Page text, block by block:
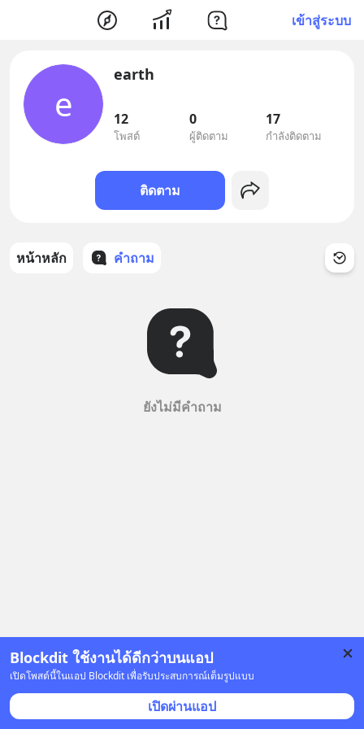
เข้าสู่ระบบ
Blockdit ใช้งานได้ดีกว่าบนแอป
เปิดโพสต์นี้ในแอป Blockdit เพื่อรับประสบการณ์เต็มรูปแบบ
เปิดผ่านแอป
e
earth
12
โพสต์
0
ผู้ติดตาม
17
กำลังติดตาม
ติดตาม
หน้าหลัก คำถาม
ยังไม่มีคำถาม